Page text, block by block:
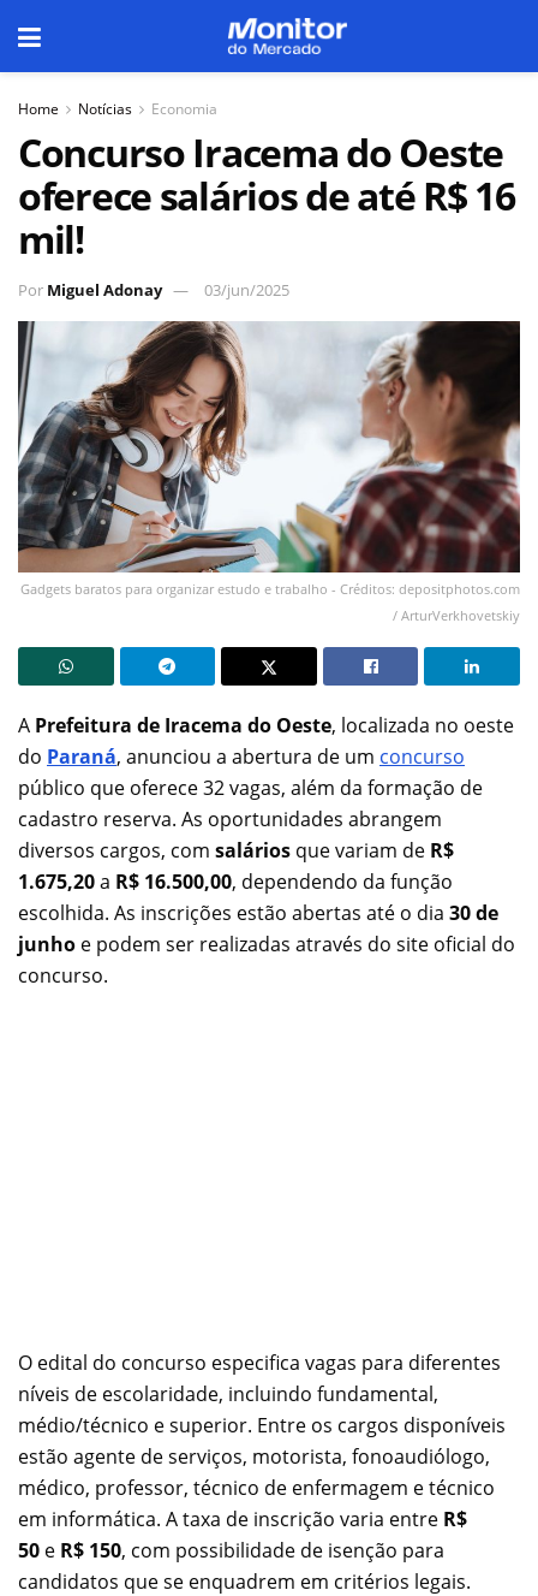
Home Notícias Economia
Concurso Iracema do Oeste
oferece salários de até R$ 16
mil!
Por Miguel Adonay 03/jun/2025
Gadgets baratos para organizar estudo e trabalho - Créditos: depositphotos.com
/ ArturVerkhovetskiy
A Prefeitura de Iracema do Oeste, localizada no oeste
do Paraná, anunciou a abertura de um concurso
público que oferece 32 vagas, além da formação de
cadastro reserva. As oportunidades abrangem
diversos cargos, com salários que variam de R$
1.675,20a R$ 16.500,00, dependendo da função
escolhida. As inscrições estão abertas até o dia 30 de
junho e podem ser realizadas através do site oficial do
concurso.
O edital do concurso especifica vagas para diferentes
níveis de escolaridade, incluindo fundamental,
médio/técnico e superior. Entre os cargos disponíveis
estão agente de serviços, motorista, fonoaudiólogo,
médico, professor, técnico de enfermagem e técnico
em informática. A taxa de inscrição varia entre R$
50 e R$ 150, com possibilidade de isenção para
candidatos que se enquadrem em critérios legais.